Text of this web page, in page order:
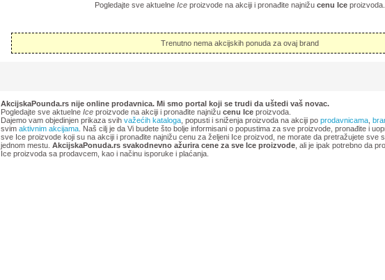
Pogledajte sve aktuelne Iceproizvode na akciji i pronađite najnižu cenu Iceproizvoda.
Trenutno nema akcijskih ponuda za ovaj brand
AkcijskaPounda.rs nije online prodavnica. Mi smo portal koji se trudi da uštedi vaš novac.
Pogledajte sve aktuelne Ice proizvode na akciji i pronađite najnižu cenu Ice proizvoda.
Dajemo vam objedinjen prikaza svih važećih kataloga , popusti i sniženja proizvoda na akciji po prodavnicama
svim aktivnim akcijama . Naš cilj je da Vi budete što bolje informisani o popustima za sve proizvode, pronađite i
sve Ice proizvode koji su na akciji i pronađite najnižu cenu za željeni Ice proizvod, ne morate da pretražujete sve
jednom mestu. AkcijskaPonuda.rs svakodnevno ažurira cene za sve Ice proizvode , ali je ipak potrebno da
Ice proizvoda sa prodavcem, kao i načinu isporuke i plaćanja.